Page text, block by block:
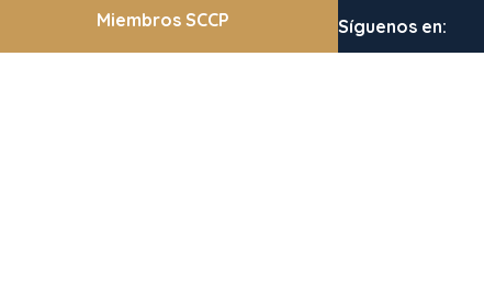
Miembros SCCP Síguenos en: